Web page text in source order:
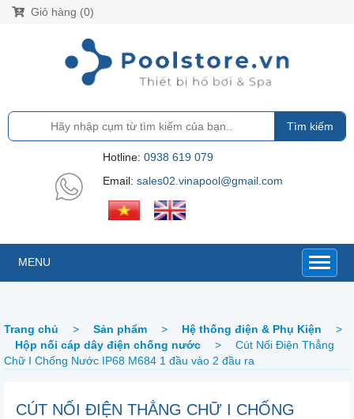
Giỏ hàng (0)
Tìm kiếm
Hotline: 0938 619 079
Email: sales02.vinapool@gmail.com
MENU
Trang chủ > Sản phẩm > Hệ thống điện & Phụ Kiện
>
Hộp nối cáp dây điện chống nước
>
Cút Nối Điện Thẳng
Chữ I Chống Nước IP68 M684 1 đầu vào 2 đầu ra
CÚT NỐI ĐIỆN THẲNG CHỮ I CHỐNG